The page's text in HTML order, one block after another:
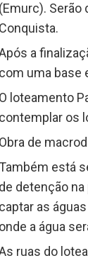
(Emurc). Serão
Conquista.
a
com uma base
O loteamento
contemplar os
Obra de
Também está
de detenção
captar as
onde a água
ruas do